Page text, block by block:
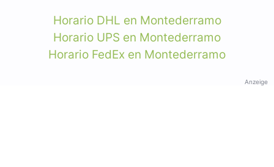
Horario DHL en Montederramo
Horario UPS en Montederramo
Horario FedEx en Montederramo
Anzeige